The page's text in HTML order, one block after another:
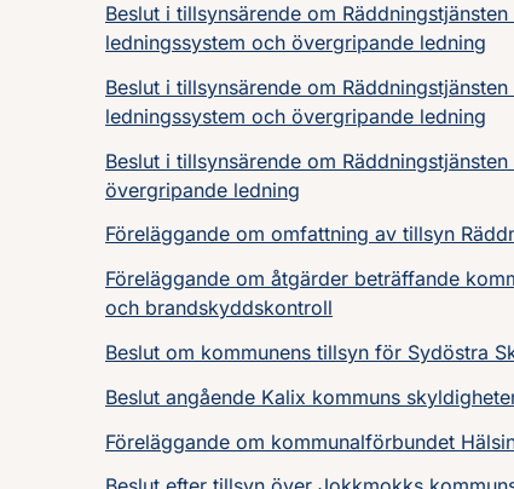
Beslut i tillsynsärende om
ledningssystem och övergripande ledning
Beslut i tillsynsärende om
ledningssystem och övergripande ledning
Beslut i tillsynsärende om
övergripande ledning
Föreläggande om omfattning av tillsyn
Föreläggande om åtgärder beträffande
och brandskyddskontroll
Beslut om kommunens tillsyn för Sydöstra
Beslut angående Kalix kommuns
Föreläggande om kommunalförbundet